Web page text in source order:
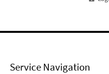
Service Navigation